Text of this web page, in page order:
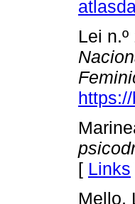
Lei
[ Links
Mello,